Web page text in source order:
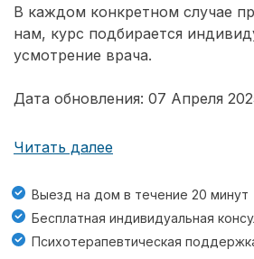
В каждом конкретном случае
нам, курс подбирается
усмотрение врача.
Дата обновления: 07 Апреля
Читать далее
Выезд на дом в течение 20 минут
Бесплатная индивидуальная
Психотерапевтическая